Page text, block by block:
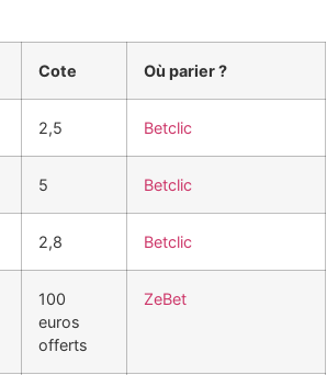
Cote Où parier ?
2,5 Betclic
5 Betclic
2,8 Betclic
100
euros
offerts
ZeBet